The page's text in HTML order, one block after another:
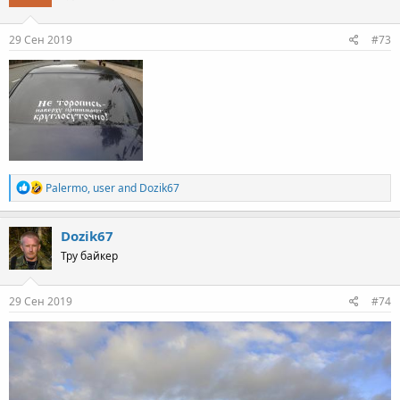
o
n
s
29 Сен 2019 #73
R
e
a
c
t
i
o
n
s
Palermo, userand Dozik67
Dozik67
Тру байкер
29 Сен 2019 #74